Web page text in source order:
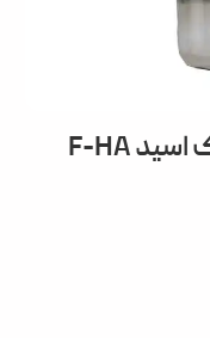
کوکتل آبرسانی هیالورونیک اسید F-HA